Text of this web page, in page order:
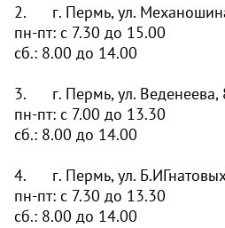
2. г. Пермь, ул.
пн-пт: с 7.30 до 15.00
сб.: 8.00 до 14.00
3. г. Пермь, ул. Веденеева,
пн-пт: с 7.00 до 13.30
сб.: 8.00 до 14.00
4. г. Пермь, ул.
пн-пт: с 7.30 до 13.30
сб.: 8.00 до 14.00